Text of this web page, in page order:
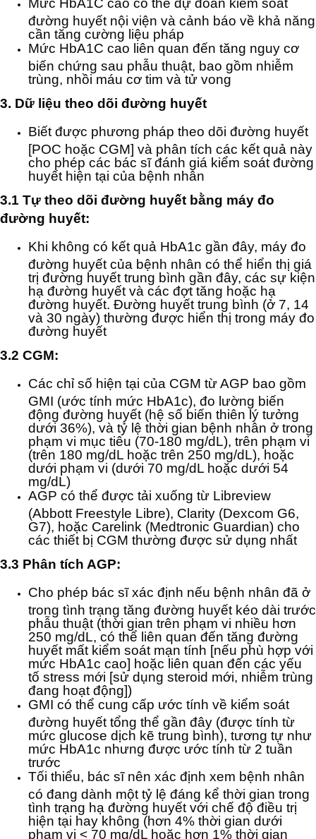
Mức HbA1C cao có thể dự đoán kiểm soát
đường huyết nội viện và cảnh báo về khả năng
cần tăng cường liệu pháp
Mức HbA1C cao liên quan đến tăng nguy cơ
biến chứng sau phẫu thuật, bao gồm nhiễm
trùng, nhồi máu cơ tim và tử vong
3. Dữ liệu theo dõi đường huyết
Biết được phương pháp theo dõi đường huyết
[POC hoặc CGM] và phân tích các kết quả này
cho phép các bác sĩ đánh giá kiểm soát đường
huyết hiện tại của bệnh nhân
3.1 Tự theo dõi đường huyết bằng máy đo
đường huyết:
Khi không có kết quả HbA1c gần đây, máy đo
đường huyết của bệnh nhân có thể hiển thị giá
trị đường huyết trung bình gần đây, các sự kiện
hạ đường huyết và các đợt tăng hoặc hạ
đường huyết. Đường huyết trung bình (ở 7, 14
và 30 ngày) thường được hiển thị trong máy đo
đường huyết
3.2 CGM:
Các chỉ số hiện tại của CGM từ AGP bao gồm
GMI (ước tính mức HbA1c), đo lường biến
động đường huyết (hệ số biến thiên lý tưởng
dưới 36%), và tỷ lệ thời gian bệnh nhân ở trong
phạm vi mục tiêu (70-180 mg/dL), trên phạm vi
(trên 180 mg/dL hoặc trên 250 mg/dL), hoặc
dưới phạm vi (dưới 70 mg/dL hoặc dưới 54
mg/dL)
AGP có thể được tải xuống từ Libreview
(Abbott Freestyle Libre), Clarity (Dexcom G6,
G7), hoặc Carelink (Medtronic Guardian) cho
các thiết bị CGM thường được sử dụng nhất
3.3 Phân tích AGP:
Cho phép bác sĩ xác định nếu bệnh nhân đã ở
trong tình trạng tăng đường huyết kéo dài trước
phẫu thuật (thời gian trên phạm vi nhiều hơn
250 mg/dL, có thể liên quan đến tăng đường
huyết mất kiểm soát mạn tính [nếu phù hợp với
mức HbA1c cao] hoặc liên quan đến các yếu
tố stress mới [sử dụng steroid mới, nhiễm trùng
đang hoạt động])
GMI có thể cung cấp ước tính về kiểm soát
đường huyết tổng thể gần đây (được tính từ
mức glucose dịch kẽ trung bình), tương tự như
mức HbA1c nhưng được ước tính từ 2 tuần
trước
Tối thiểu, bác sĩ nên xác định xem bệnh nhân
có đang dành một tỷ lệ đáng kể thời gian trong
tình trạng hạ đường huyết với chế độ điều trị
hiện tại hay không (hơn 4% thời gian dưới
phạm vi < 70 mg/dL hoặc hơn 1% thời gian